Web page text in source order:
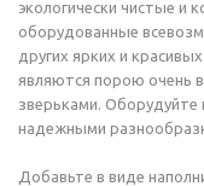
экологически чистые
оборудованные
других ярких и
являются порою очень
зверьками. Оборудуйте
надежными
Добавьте в виде